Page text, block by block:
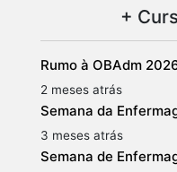
+
Rumo à OBAdm
2 meses atrás
Semana da
3 meses atrás
Semana de